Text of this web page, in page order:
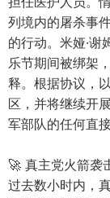
列境内的屠杀事
的行动。米娅·谢
乐节期间被绑架
释。根据协议，
区，并将继续开
军部队的任何直接
🚀 真主党火箭袭
过去数小时内，